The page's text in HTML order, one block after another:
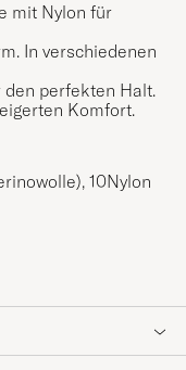
mit Nylon für
In verschiedenen
den perfekten Halt.
Komfort.
10Nylon